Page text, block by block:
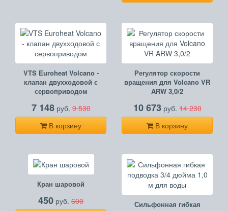
VTS Euroheat Volcano -
клапан двухходовой с
сервоприводом
7 148руб.9 530
В корзину
Регулятор скорости
вращения для Volcano VR
ARW 3,0/2
10 673руб.14 230
В корзину
Кран шаровой
450 руб. 600
Сильфонная гибкая